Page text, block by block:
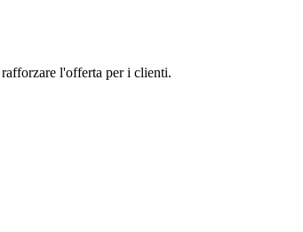
l'offerta per i clienti.